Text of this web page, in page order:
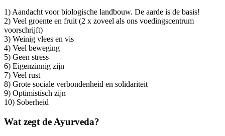
1) Aandacht voor biologische landbouw. De aarde is de basis!
2) Veel groente en fruit (2 x zoveel als ons voedingscentrum
voorschrijft)
3) Weinig vlees en vis
4) Veel beweging
5) Geen stress
6) Eigenzinnig zijn
7) Veel rust
8) Grote sociale verbondenheid en solidariteit
9) Optimistisch zijn
10) Soberheid
Wat zegt de Ayurveda?